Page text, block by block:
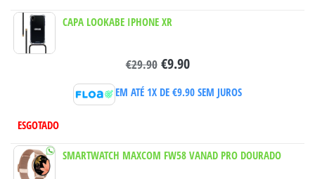
CAPA LOOKABE IPHONE XR
€29.90 €9.90
EM ATÉ 1X DE €9.90 SEM JUROS
ESGOTADO
SMARTWATCH MAXCOM FW58 VANAD PRO DOURADO